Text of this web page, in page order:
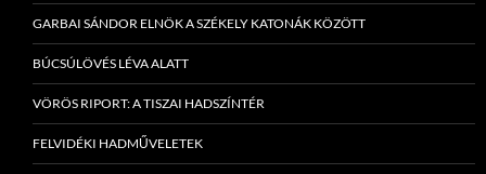
GARBAI SÁNDOR ELNÖK A SZÉKELY KATONÁK KÖZÖTT
BÚCSÚLÖVÉS LÉVA ALATT
VÖRÖS RIPORT: A TISZAI HADSZÍNTÉR
FELVIDÉKI HADMŰVELETEK